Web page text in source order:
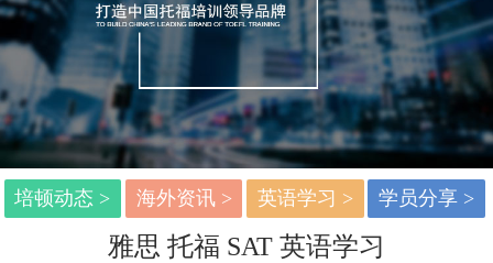
培顿动态 > 海外资讯 > 英语学习 > 学员分享 >
雅思 托福 SAT 英语学习